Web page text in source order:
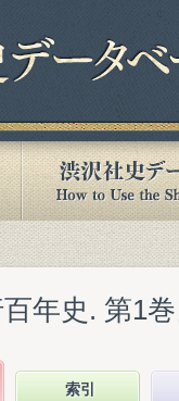
年史. 第1
索引